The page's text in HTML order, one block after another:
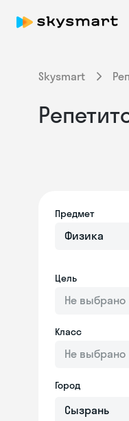
Skysmart
Предмет
Физика
Цель
Не выбрано
Класс
Не выбрано
Город